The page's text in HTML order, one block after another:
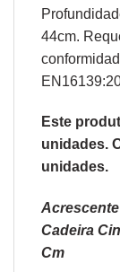
44cm.
Este
unidades.
unidades.
Cadeira
Cm